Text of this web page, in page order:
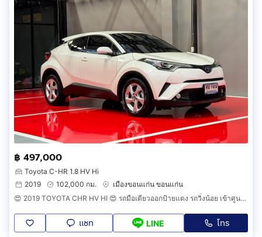
฿ 497,000
Toyota C-HR 1.8 HV Hi
2019
102,000 กม.
เมืองขอนแก่น ขอนแก่น
😍 2019 TOYOTA CHR HV HI 😍 รถมือเดียวออกป้ายแดง รถวิ่งน้อย เข้าศูนย์ตามระยะ รถไม่เคยมีอุบัติเหตุครับ
แชท LINE โทร